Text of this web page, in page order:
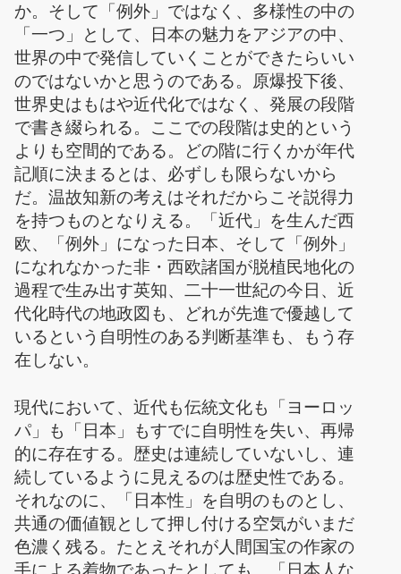
か。そして「例外」ではなく、多様性の中の
「一つ」として、日本の魅力をアジアの中、
世界の中で発信していくことができたらいい
のではないかと思うのである。原爆投下後、
世界史はもはや近代化ではなく、発展の段階
で書き綴られる。ここでの段階は史的という
よりも空間的である。どの階に行くかが年代
記順に決まるとは、必ずしも限らないから
だ。温故知新の考えはそれだからこそ説得力
を持つものとなりえる。「近代」を生んだ西
欧、「例外」になった日本、そして「例外」
になれなかった非・西欧諸国が脱植民地化の
過程で生み出す英知、二十一世紀の今日、近
代化時代の地政図も、どれが先進で優越して
いるという自明性のある判断基準も、もう存
在しない。
現代において、近代も伝統文化も「ヨーロッ
パ」も「日本」もすでに自明性を失い、再帰
的に存在する。歴史は連続していないし、連
続しているように見えるのは歴史性である。
それなのに、「日本性」を自明のものとし、
共通の価値観として押し付ける空気がいまだ
色濃く残る。たとえそれが人間国宝の作家の
手による着物であったとしても、「日本人な